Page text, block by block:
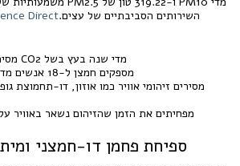
Direct.השירותים הסביבתיים של עצים
מסירים 48 פאונד של CO2 מדי שנה בעץ בשל
מספקים חמצן ל-18 אנשים מדי שנה מבשל נכון
מסירים זיהומי אוויר כמו אוזון, דו-תחמוצת
מפחיתים את הזמן שהזיהום נשאר באוויר על
ספיחת פחמן דו-חמצני